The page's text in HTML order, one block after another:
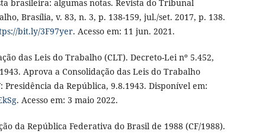
brasileira: algumas notas. Revista do Tribunal
Brasília, v. 83, n. 3, p. 138-159, jul./set. 2017, p. 138.
bit.ly/3F97yer. Acesso em: 11 jun. 2021.
das Leis do Trabalho (CLT). Decreto-Lei nº 5.452,
Aprova a Consolidação das Leis do Trabalho
Presidência da República, 9.8.1943. Disponível em:
. Acesso em: 3 maio 2022.
da República Federativa do Brasil de 1988 (CF/1988).